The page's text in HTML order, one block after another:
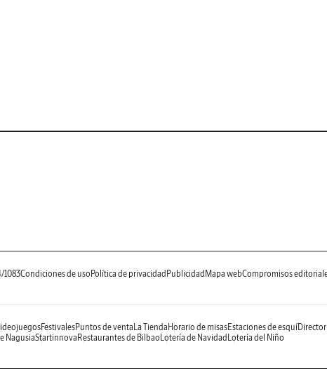
1083Condiciones de uso Política de privacidad Publicidad Mapa webCompromisos
FestivalesPuntos de venta La Tienda Horario de misasEstaciones de esquí
NagusiaStartinnova Restaurantes de Bilbao Lotería de Navidad Lotería del Niño